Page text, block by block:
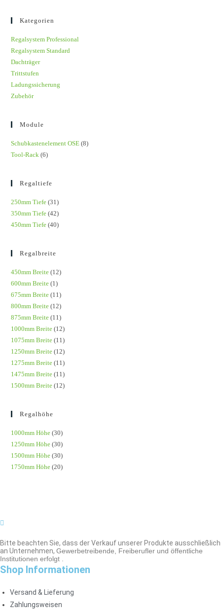
Kategorien
Regalsystem Professional
Regalsystem Standard
Dachträger
Trittstufen
Ladungssicherung
Zubehör
Module
Schubkastenelement OSE (8)
Tool-Rack (6)
Regaltiefe
250mm Tiefe (31)
350mm Tiefe (42)
450mm Tiefe (40)
Regalbreite
450mm Breite (12)
600mm Breite (1)
675mm Breite (11)
800mm Breite (12)
875mm Breite (11)
1000mm Breite (12)
1075mm Breite (11)
1250mm Breite (12)
1275mm Breite (11)
1475mm Breite (11)
1500mm Breite (12)
Regalhöhe
1000mm Höhe (30)
1250mm Höhe (30)
1500mm Höhe (30)
1750mm Höhe (20)
Bitte beachten Sie, dass der Verkauf unserer Produkte ausschließlich
an Unternehmen, Gewerbetreibende, Freiberufler und öffentliche
Institutionen erfolgt .
Shop Informationen
Versand & Lieferung
Zahlungsweisen